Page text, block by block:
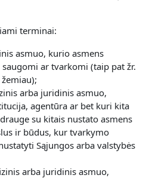
terminai:
asmuo, kurio asmens
ar tvarkomi (taip pat žr.
arba juridinis asmuo,
agentūra ar bet kuri kita
su kitais nustato asmens
ir būdus, kur tvarkymo
Sąjungos arba valstybės
arba juridinis asmuo,